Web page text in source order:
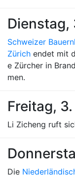
Dienstag,
Schweizer
Zürich endet mit
e Zürcher in
men.
Freitag,
Li Zicheng ruft
Die